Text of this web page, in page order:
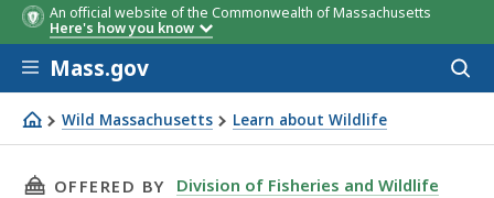
An official website of the Commonwealth of Massachusetts
Here's how you know
Skip to main content
Mass.gov
Wild Massachusetts Learn about Wildlife
Aprenda sobre perus
THIS PAGE, APRENDA SOBRE PERUS, IS
OFFERED BY Division of Fisheries and Wildlife